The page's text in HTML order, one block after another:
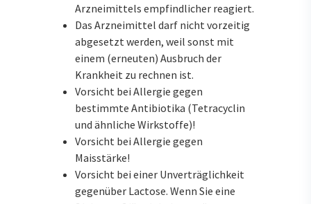
Arzneimittels empfindlicher reagiert.
Das Arzneimittel darf nicht vorzeitig
abgesetzt werden, weil sonst mit
einem (erneuten) Ausbruch der
Krankheit zu rechnen ist.
Vorsicht bei Allergie gegen
bestimmte Antibiotika (Tetracyclin
und ähnliche Wirkstoffe)!
Vorsicht bei Allergie gegen
Maisstärke!
Vorsicht bei einer Unverträglichkeit
gegenüber Lactose. Wenn Sie eine